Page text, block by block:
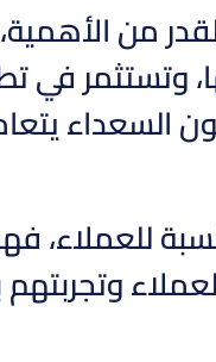
من
وتستثمر في
السعداء